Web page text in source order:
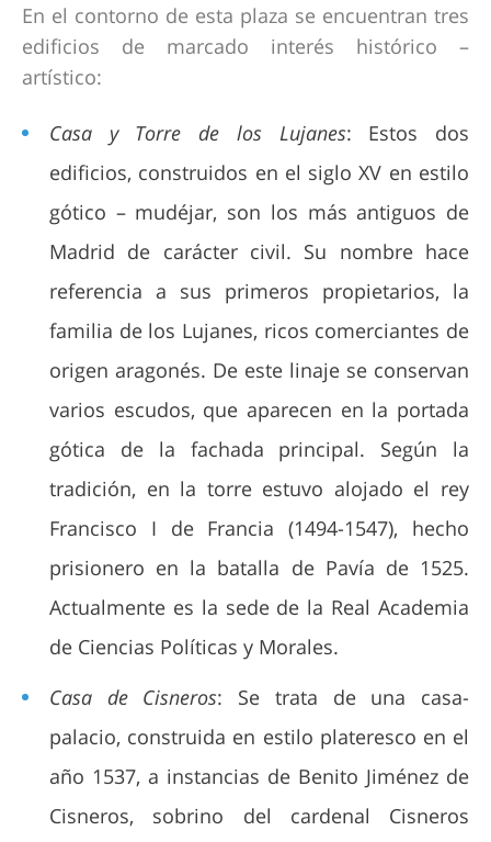
En el contorno de esta plaza se encuentran tres
edificios de marcado interés histórico –
artístico:
Casa y Torre de los Lujanes: Estos dos
edificios, construidos en el siglo XV en estilo
gótico – mudéjar, son los más antiguos de
Madrid de carácter civil. Su nombre hace
referencia a sus primeros propietarios, la
familia de los Lujanes, ricos comerciantes de
origen aragonés. De este linaje se conservan
varios escudos, que aparecen en la portada
gótica de la fachada principal. Según la
tradición, en la torre estuvo alojado el rey
Francisco I de Francia (1494-1547), hecho
prisionero en la batalla de Pavía de 1525.
Actualmente es la sede de la Real Academia
de Ciencias Políticas y Morales.
Casa de Cisneros: Se trata de una casa-
palacio, construida en estilo plateresco en el
año 1537, a instancias de Benito Jiménez de
Cisneros, sobrino del cardenal Cisneros